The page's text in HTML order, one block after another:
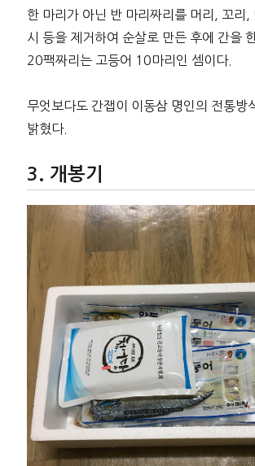
한 마리가 아닌 반 마리짜리를 머리, 꼬리,
시 등을 제거하여 순살로 만든 후에 간을
20팩짜리는 고등어 10마리인 셈이다.
무엇보다도 간잽이 이동삼 명인의 전통방
밝혔다.
개봉기